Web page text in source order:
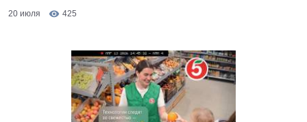
20 июля
425